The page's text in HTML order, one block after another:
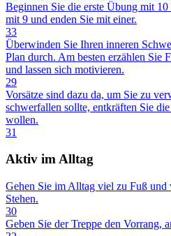
Beginnen Sie die erste Übung mit
mit 9 und enden Sie mit einer.
33
Überwinden Sie Ihren inneren
Plan durch. Am besten erzählen Sie
und lassen sich motivieren.
29
Vorsätze sind dazu da, um Sie zu
schwerfallen sollte, entkräften Sie
wollen.
31
Aktiv im Alltag
Gehen Sie im Alltag viel zu Fuß
Stehen.
30
Geben Sie der Treppe den Vorrang,